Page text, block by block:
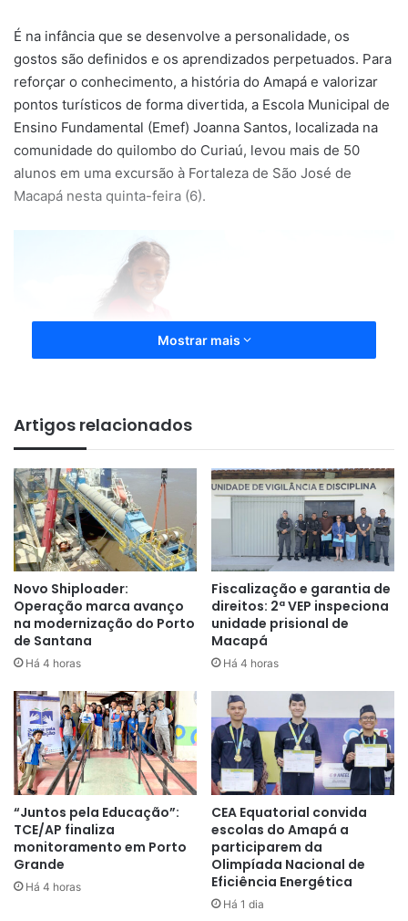
É na infância que se desenvolve a personalidade, os
gostos são definidos e os aprendizados perpetuados. Para
reforçar o conhecimento, a história do Amapá e valorizar
pontos turísticos de forma divertida, a Escola Municipal de
Ensino Fundamental (Emef) Joanna Santos, localizada na
comunidade do quilombo do Curiaú, levou mais de 50
alunos em uma excursão à Fortaleza de São José de
Macapá nesta quinta-feira (6).
A programação faz parte do Dia das Crianças, celebrado na
quarta-feira (12). A turma percorreu os espaços históricos
do forte, e conheceu um pouco da história por trás de cada
ambiente.
A professora do segundo ano, Diennifer Aquino, explica
que o conteúdo aprendido no passeio também será
reforçado dentro de sala de aula, para o máximo
Mostrar mais
Artigos relacionados
Novo Shiploader:
Operação marca avanço
na modernização do Porto
de Santana
Há 4 horas
Fiscalização e garantia de
direitos: 2ª VEP inspeciona
unidade prisional de
Macapá
Há 4 horas
“Juntos pela Educação”:
TCE/AP finaliza
monitoramento em Porto
Grande
Há 4 horas
CEA Equatorial convida
escolas do Amapá a
participarem da
Olimpíada Nacional de
Eficiência Energética
Há 1 dia